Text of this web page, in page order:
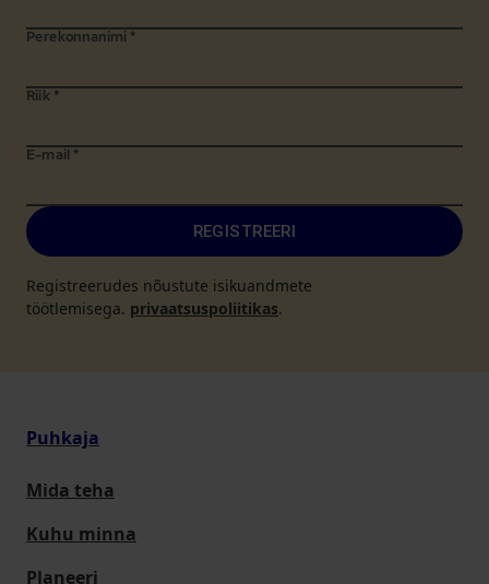
Perekonnanimi *
Riik *
E-mail *
REGISTREERI
Registreerudes nõustute isikuandmete
töötlemisega. privaatsuspoliitikas.
Puhkaja
Mida teha
Kuhu minna
Planeeri